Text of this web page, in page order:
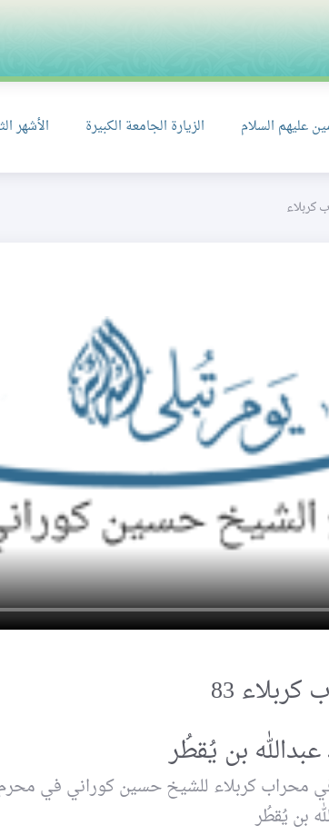
عليهم السلام الزيارة الجامعة الكبيرة الأشهر
كربلاء
83
بن يُقطُر
كربلاء للشيخ حسين كوراني في محرم
بن يُقطُر